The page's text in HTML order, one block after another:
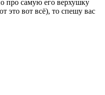
про самую его верхушку
это вот всё), то спешу вас